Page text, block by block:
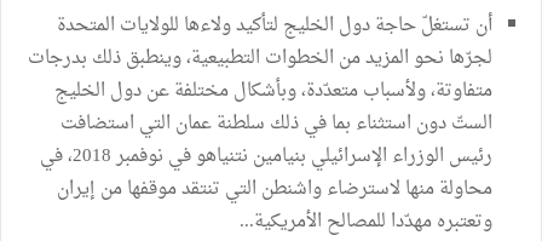
أن تستغلّ حاجة دول الخليج لتأكيد ولاءها للولايات المتحدة
لجرّها نحو المزيد من الخطوات التطبيعية، وينطبق ذلك بدرجات
متفاوتة، ولأسباب متعدّدة، وبأشكال مختلفة عن دول الخليج
الستّ دون استثناء بما في ذلك سلطنة عمان التي استضافت
رئيس الوزراء الإسرائيلي بنيامين نتنياهو في نوفمبر 2018، في
محاولة منها لاسترضاء واشنطن التي تنتقد موقفها من إيران
وتعتبره مهدّدا للمصالح الأمريكية...